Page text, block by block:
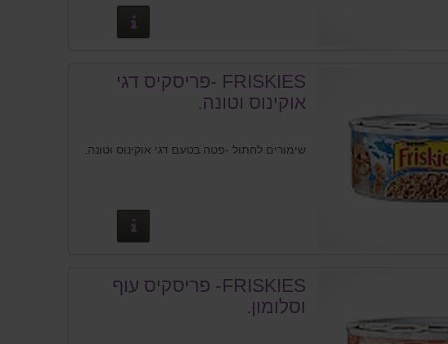
FRISKIES -פריסקיס דגי
אוקינוס וטונה.
שימורים לחתול -פטה בטעם דגי אוקינוס וטונה.
FRISKIES- פריסקיס עוף
וסלומון.